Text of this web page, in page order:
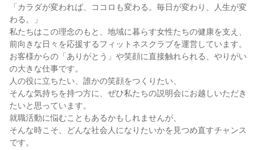
「カラダが変われば、ココロも変わる。毎日が変わり、人生が変
わる。」
私たちはこの理念のもと、地域に暮らす女性たちの健康を支え、
前向きな日々を応援するフィットネスクラブを運営しています。
お客様からの「ありがとう」や笑顔に直接触れられる、やりがい
の大きな仕事です。
人の役に立ちたい、誰かの笑顔をつくりたい、
そんな気持ちを持つ方に、ぜひ私たちの説明会にお越しいただき
たいと思っています。
就職活動に悩むこともあるかもしれませんが、
そんな時こそ、どんな社会人になりたいかを見つめ直すチャンス
です。